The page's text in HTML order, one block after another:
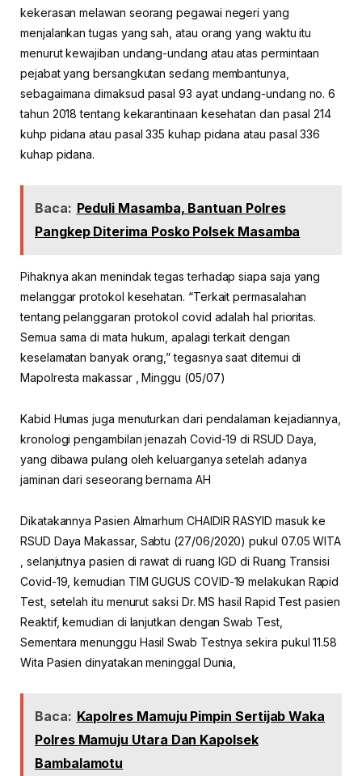
kekerasan melawan seorang pegawai negeri yang
menjalankan tugas yang sah, atau orang yang waktu itu
menurut kewajiban undang-undang atau atas permintaan
pejabat yang bersangkutan sedang membantunya,
sebagaimana dimaksud pasal 93 ayat undang-undang no. 6
tahun 2018 tentang kekarantinaan kesehatan dan pasal 214
kuhp pidana atau pasal 335 kuhap pidana atau pasal 336
kuhap pidana.
Baca: Peduli Masamba, Bantuan Polres
Pangkep Diterima Posko Polsek Masamba
Pihaknya akan menindak tegas terhadap siapa saja yang
melanggar protokol kesehatan. “Terkait permasalahan
tentang pelanggaran protokol covid adalah hal prioritas.
Semua sama di mata hukum, apalagi terkait dengan
keselamatan banyak orang,” tegasnya saat ditemui di
Mapolresta makassar , Minggu (05/07)
Kabid Humas juga menuturkan dari pendalaman kejadiannya,
kronologi pengambilan jenazah Covid-19 di RSUD Daya,
yang dibawa pulang oleh keluarganya setelah adanya
jaminan dari seseorang bernama AH
Dikatakannya Pasien Almarhum CHAIDIR RASYID masuk ke
RSUD Daya Makassar, Sabtu (27/06/2020) pukul 07.05 WITA
, selanjutnya pasien di rawat di ruang IGD di Ruang Transisi
Covid-19, kemudian TIM GUGUS COVID-19 melakukan Rapid
Test, setelah itu menurut saksi Dr. MS hasil Rapid Test pasien
Reaktif, kemudian di lanjutkan dengan Swab Test,
Sementara menunggu Hasil Swab Testnya sekira pukul 11.58
Wita Pasien dinyatakan meninggal Dunia,
Baca: Kapolres Mamuju Pimpin Sertijab Waka
Polres Mamuju Utara Dan Kapolsek
Bambalamotu